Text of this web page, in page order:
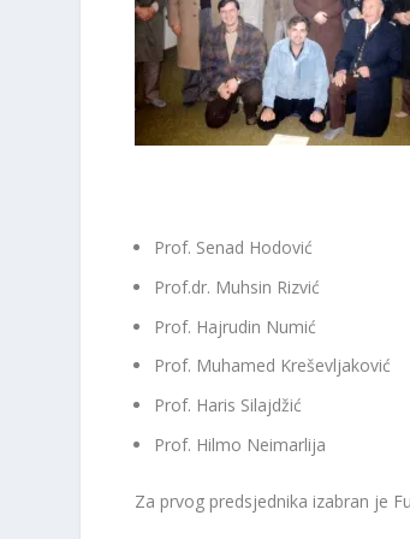
Prof. Senad Hodović
Prof.dr. Muhsin Rizvić
Prof. Hajrudin Numić
Prof. Muhamed Kreševljaković
Prof. Haris Silajdžić
Prof. Hilmo Neimarlija
Za prvog predsjednika izabran je